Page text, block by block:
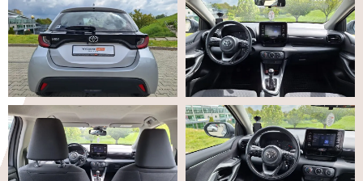
tego, jak
strona jest
używana.
Doświadczenie
Aby nasza
strona
internetowa
działała jak
najlepiej